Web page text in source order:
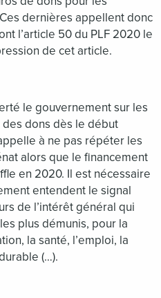
dernières appellent donc
l’article 50 du PLF 2020 le
de cet article.
le gouvernement sur les
dons dès le début
à ne pas répéter les
alors que le financement
en 2020. Il est nécessaire
entendent le signal
de l’intérêt général qui
plus démunis, pour la
la santé, l’emploi, la
(…).